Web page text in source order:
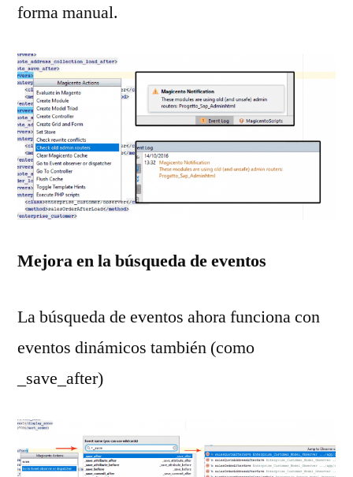
forma manual.
Mejora en la búsqueda de eventos
La búsqueda de eventos ahora funciona con
eventos dinámicos también (como
_save_after)